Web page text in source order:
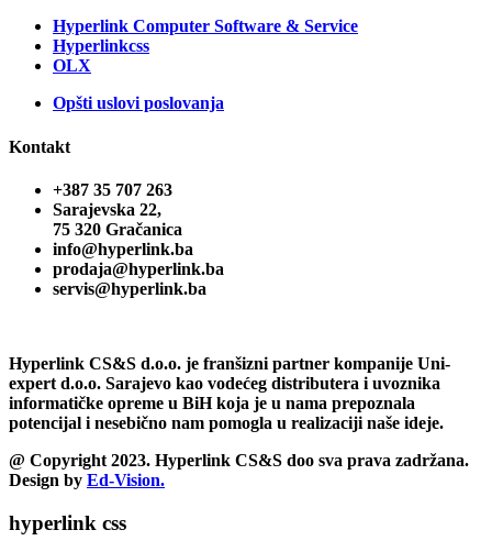
Hyperlink Computer Software & Service
Hyperlinkcss
OLX
Opšti uslovi poslovanja
Kontakt
+387 35 707 263
Sarajevska 22,
75 320 Gračanica
info@hyperlink.ba
prodaja@hyperlink.ba
servis@hyperlink.ba
Hyperlink CS&S d.o.o. je franšizni partner kompanije Uni-
expert d.o.o. Sarajevo kao vodećeg distributera i uvoznika
informatičke opreme u BiH koja je u nama prepoznala
potencijal i nesebično nam pomogla u realizaciji naše ideje.
@ Copyright 2023. Hyperlink CS&S doo sva prava zadržana.
Design by Ed-Vision.
hyperlink css